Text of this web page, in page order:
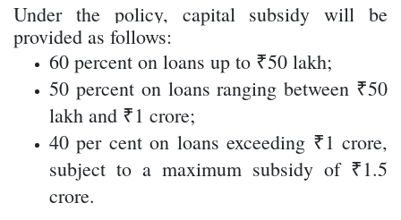
Under the policy, capital subsidy will be
provided as follows:
60 percent on loans up to ₹50 lakh;
50 percent on loans ranging between ₹50
lakh and ₹1 crore;
40 per cent on loans exceeding ₹1 crore,
subject to a maximum subsidy of ₹1.5
crore.